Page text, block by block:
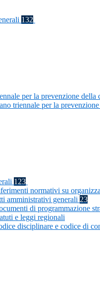
132
per la prevenzione della
triennale per la
123
normativi su
amministrativi generali 23
di programmazione
e leggi regionali
disciplinare e codice di